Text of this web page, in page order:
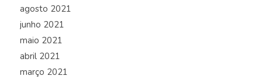
agosto 2021
junho 2021
maio 2021
abril 2021
março 2021